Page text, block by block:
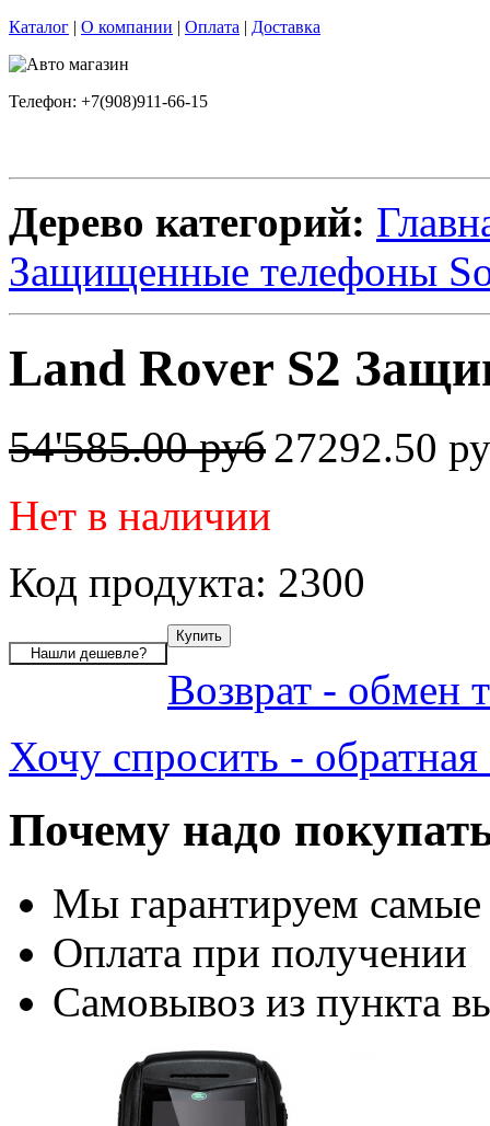
Каталог | О компании | Оплата | Доставка
Телефон: +7(908)911-66-15
Дерево категорий:
Защищенные телефоны
Land Rover S2
54'585.00 руб27292.50
Нет в наличии
Код продукта: 2300
Возврат - обмен
Хочу спросить - обратная
Почему надо
Мы гарантируем
Оплата при получении
Самовывоз из пункта